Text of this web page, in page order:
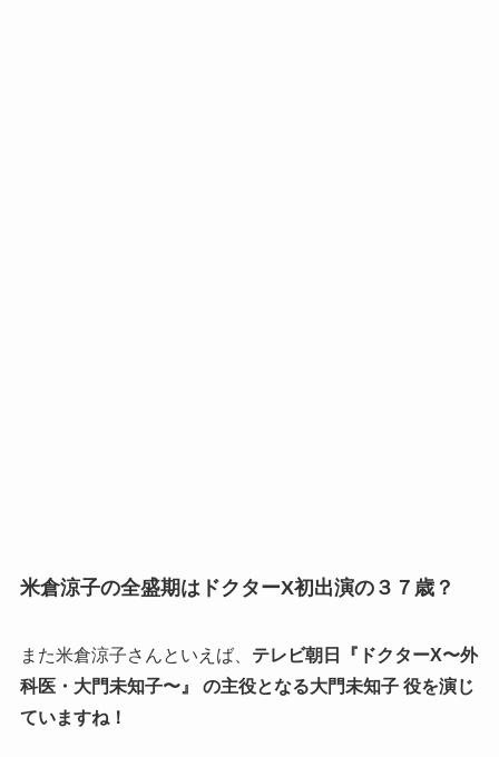
米倉涼子の全盛期はドクターX初出演の３７歳？
また米倉涼子さんといえば、 テレビ朝日『ドクターX〜外
科医・大門未知子〜』 の主役となる大門未知子 役を演じ
ていますね！